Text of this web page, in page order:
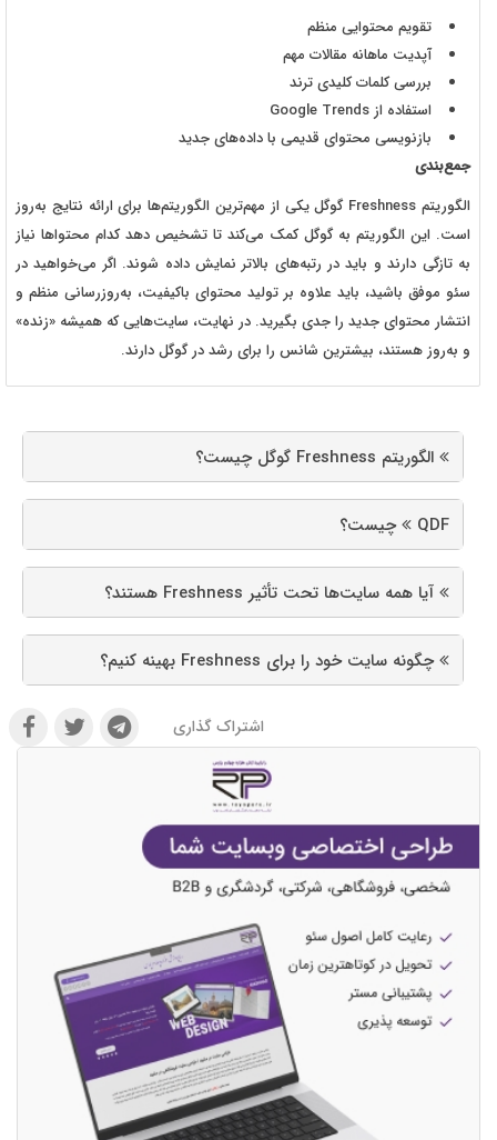
تقویم محتوایی منظم
آپدیت ماهانه مقالات مهم
بررسی کلمات کلیدی ترند
استفاده از Google Trends
بازنویسی محتوای قدیمی با داده‌های جدید
جمع‌بندی
الگوریتم Freshness گوگل یکی از مهم‌ترین الگوریتم‌ها برای ارائه نتایج به‌روز
است. این الگوریتم به گوگل کمک می‌کند تا تشخیص دهد کدام محتواها نیاز
به تازگی دارند و باید در رتبه‌های بالاتر نمایش داده شوند. اگر می‌خواهید در
سئو موفق باشید، باید علاوه بر تولید محتوای باکیفیت، به‌روزرسانی منظم و
انتشار محتوای جدید را جدی بگیرید. در نهایت، سایت‌هایی که همیشه «زنده»
و به‌روز هستند، بیشترین شانس را برای رشد در گوگل دارند.
الگوریتم Freshness گوگل چیست؟
QDF چیست؟
آیا همه سایت‌ها تحت تأثیر Freshness هستند؟
چگونه سایت خود را برای Freshness بهینه کنیم؟
اشتراک گذاری